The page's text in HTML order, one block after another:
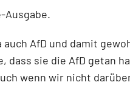
Ausgabe.
AfD und damit
dass sie die AfD getan
wenn wir nicht